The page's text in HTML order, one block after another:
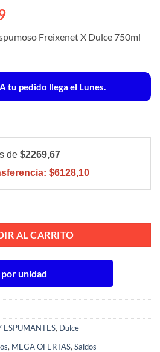
Freixenet X Dulce 750ml
tu pedido llega el Lunes.
de$2269,67
$6128,10
AL CARRITO
unidad
ESPUMANTES, Dulce
, MEGA OFERTAS, Saldos